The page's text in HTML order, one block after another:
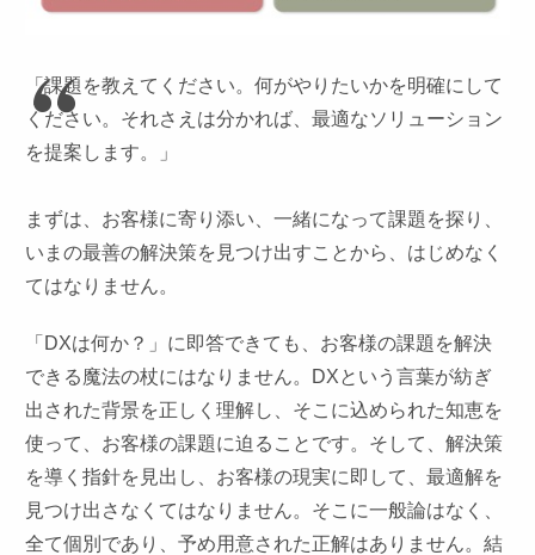
「課題を教えてください。何がやりたいかを明確にして
ください。それさえは分かれば、最適なソリューション
を提案します。」
まずは、お客様に寄り添い、一緒になって課題を探り、
いまの最善の解決策を見つけ出すことから、はじめなく
てはなりません。
「DXは何か？」に即答できても、お客様の課題を解決
できる魔法の杖にはなりません。DXという言葉が紡ぎ
出された背景を正しく理解し、そこに込められた知恵を
使って、お客様の課題に迫ることです。そして、解決策
を導く指針を見出し、お客様の現実に即して、最適解を
見つけ出さなくてはなりません。そこに一般論はなく、
全て個別であり、予め用意された正解はありません。結